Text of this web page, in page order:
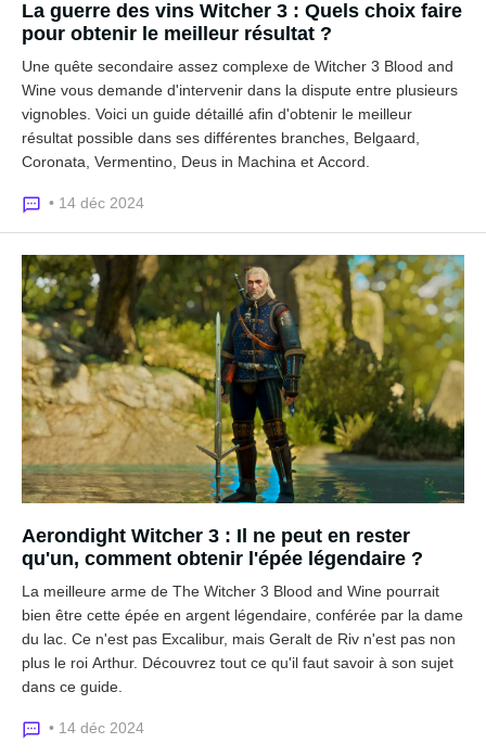
La guerre des vins Witcher 3 : Quels choix faire
pour obtenir le meilleur résultat ?
Une quête secondaire assez complexe de Witcher 3 Blood and
Wine vous demande d'intervenir dans la dispute entre plusieurs
vignobles. Voici un guide détaillé afin d'obtenir le meilleur
résultat possible dans ses différentes branches, Belgaard,
Coronata, Vermentino, Deus in Machina et Accord.
• 14 déc 2024
Aerondight Witcher 3 : Il ne peut en rester
qu'un, comment obtenir l'épée légendaire ?
La meilleure arme de The Witcher 3 Blood and Wine pourrait
bien être cette épée en argent légendaire, conférée par la dame
du lac. Ce n'est pas Excalibur, mais Geralt de Riv n'est pas non
plus le roi Arthur. Découvrez tout ce qu'il faut savoir à son sujet
dans ce guide.
• 14 déc 2024